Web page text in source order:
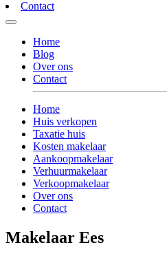
Contact
Home
Blog
Over ons
Contact
Home
Huis verkopen
Taxatie huis
Kosten makelaar
Aankoopmakelaar
Verhuurmakelaar
Verkoopmakelaar
Over ons
Contact
Makelaar Ees